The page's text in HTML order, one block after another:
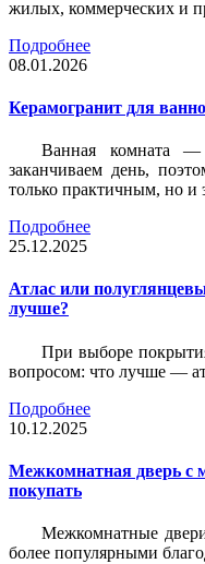
жилых, коммерческих и
Подробнее
08.01.2026
Керамогранит для
Ванная комната
заканчиваем день,
только практичным, но и
Подробнее
25.12.2025
Атлас или
лучше?
При выборе
вопросом: что лучше —
Подробнее
10.12.2025
Межкомнатная дверь с
покупать
Межкомнатные
более популярными